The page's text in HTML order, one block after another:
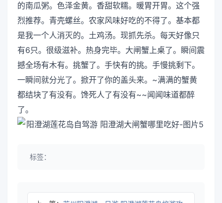
的南瓜粥。色泽金黄。香甜软糯。暖胃开胃。这个强
烈推荐。青壳螺丝。农家风味好吃的不得了。基本都
是我一个人消灭的。土鸡汤。现抓先杀。每天好像只
有6只。很级滋补。热身完毕。大闸蟹上桌了。瞬间震
撼全场有木有。挑蟹了。手快有的挑。手慢挑剩下。
一瞬间就分光了。掀开了你的盖头来。~满满的蟹黄
都结块了有没有。馋死人了有没有~~闻闻味道都醉
了。
标签：